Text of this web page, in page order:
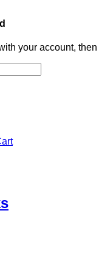
your account,